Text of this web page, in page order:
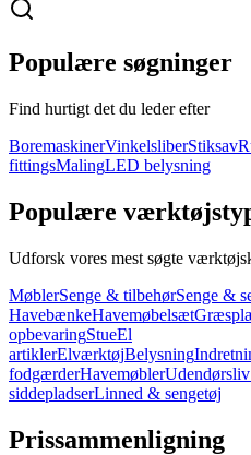
Populære søgninger
Find hurtigt det du leder efter
BoremaskinerVinkelsliberStiksav
fittingsMalingLED belysning
Populære
Udforsk vores mest søgte
MøblerSenge & tilbehørSenge &
HavebænkeHavemøbelsæt
opbevaringStueEl
artiklerElværktøjBelysning
fodgærderHavemøblerUdendørsliv
siddepladserLinned & sengetøj
Prissammenligning